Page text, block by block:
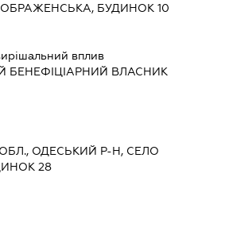
БУДИНОК 10
вплив
БЕНЕФІЦІАРНИЙ ВЛАСНИК
ОДЕСЬКИЙ Р-Н, СЕЛО
28